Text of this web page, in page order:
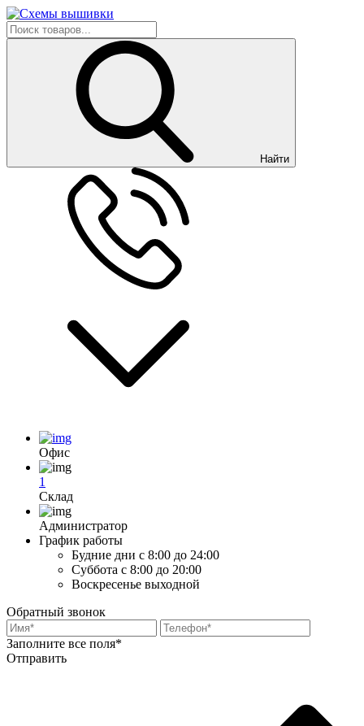
Найти
Офис
1
Склад
Администратор
График работы
Будние дни с 8:00 до 24:00
Суббота с 8:00 до 20:00
Воскресенье выходной
Обратный звонок
Заполните все поля*
Отправить